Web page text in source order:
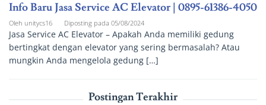
Info Baru Jasa Service AC Elevator | 0895-61386-4050
Oleh unitycs16 Diposting pada 05/08/2024
Jasa Service AC Elevator – Apakah Anda memiliki gedung
bertingkat dengan elevator yang sering bermasalah? Atau
mungkin Anda mengelola gedung […]
Postingan Terakhir